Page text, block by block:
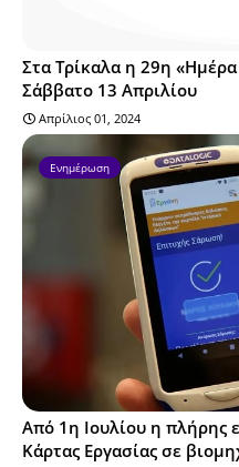
Στα Τρίκαλα η 29η
Σάββατο 13 Απριλίου
Απρίλιος 01, 2024
Ενημέρωση
Από 1η Ιουλίου η πλήρης
Κάρτας Εργασίας σε